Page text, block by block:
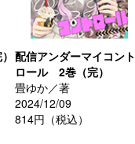
配信アンダーマイコント
ロール 2巻（完）
畳ゆか／著
2024/12/09
814円（税込）